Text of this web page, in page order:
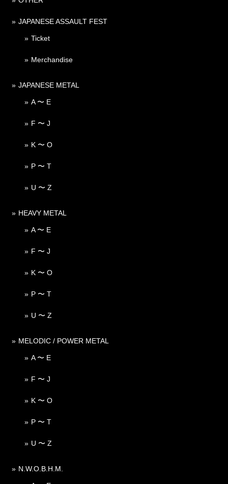
JAPANESE ASSAULT FEST
Ticket
Merchandise
JAPANESE METAL
A 〜 E
F 〜 J
K 〜 O
P 〜 T
U 〜 Z
HEAVY METAL
A 〜 E
F 〜 J
K 〜 O
P 〜 T
U 〜 Z
MELODIC / POWER METAL
A 〜 E
F 〜 J
K 〜 O
P 〜 T
U 〜 Z
N.W.O.B.H.M.